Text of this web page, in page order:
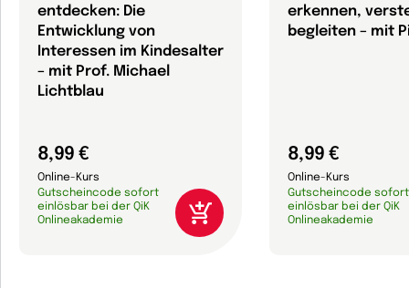
entdecken: Die
Entwicklung von
Interessen im Kindesalter
– mit Prof. Michael
Lichtblau
8,99 €
Online-Kurs
Gutscheincode sofort
einlösbar bei der QiK
Onlineakademie
erkennen,
begleiten – mit
8,99 €
Online-Kurs
Gutscheincode sofort
einlösbar bei der QiK
Onlineakademie